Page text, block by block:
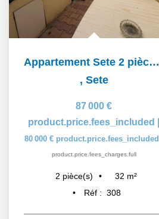
Appartement Sete 2 pièce(s) 32 m2
, Sete
87 000 €
product.price.fees_included
80 000 € product.price.fees_included
product.price.fees_charges.full
2 pièce(s) 32 m²
Réf : 308